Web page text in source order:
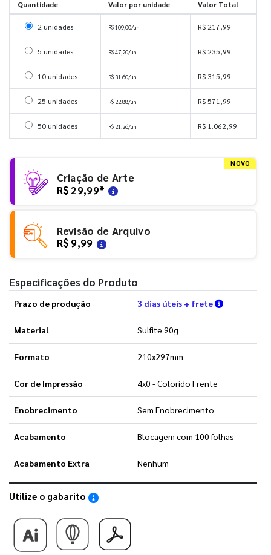
Quantidade Valor por unidade Valor Total
Selecionar 2 unidades
2 unidades R$ 109,00/un R$ 217,99
Selecionar 5 unidades
5 unidades R$ 47,20/un R$ 235,99
Selecionar 10 unidades
10 unidades R$ 31,60/un R$ 315,99
Selecionar 25 unidades
25 unidades R$ 22,88/un R$ 571,99
Selecionar 50 unidades
50 unidades R$ 21,26/un R$ 1.062,99
NOVO
Criação de Arte
R$ 29,99*
Revisão de Arquivo
R$ 9,99
Especificações do Produto
Prazo de produção 3 dias úteis + frete Verifique
Material Sulfite 90g
Formato 210x297mm
Cor de Impressão 4x0 - Colorido Frente
Enobrecimento Sem Enobrecimento
Acabamento Blocagem com 100 folhas
Acabamento Extra Nenhum
Utilize o gabarito Saiba como utilizar os nossos gabaritos